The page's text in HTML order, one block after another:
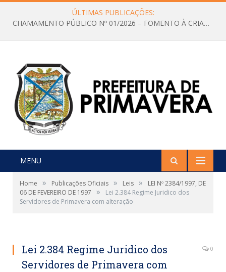
ÚLTIMAS PUBLICAÇÕES:
CHAMAMENTO PÚBLICO Nº 01/2026 – FOMENTO À CRIAÇÃO E A CIRCULAÇÃO DE PRODUÇÕES CULTURAIS – Aldir Blanc
MENU
Home » Publicações Oficiais » Leis »
LEI Nº 2384/1997, DE
06 DE FEVEREIRO DE 1997
»
Lei 2.384 Regime Juridico dos
Servidores de Primavera com alteração
Lei 2.384 Regime Juridico dos
Servidores de Primavera com
0